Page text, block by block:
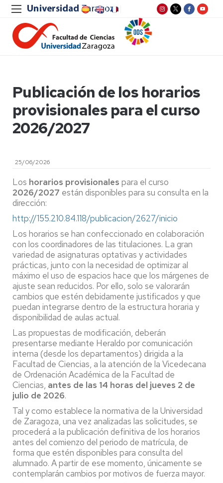
Publicación de los horarios
provisionales para el curso
2026/2027
25/06/2026
Los horarios provisionales para el curso
2026/2027 están disponibles para su consulta en la
dirección:
http://155.210.84.118/publicacion/2627/inicio
Los horarios se han confeccionado en colaboración
con los coordinadores de las titulaciones. La gran
variedad de asignaturas optativas y actividades
prácticas, junto con la necesidad de optimizar al
máximo el uso de espacios hace que los márgenes de
ajuste sean reducidos. Por ello, solo se valorarán
cambios que estén debidamente justificados y que
puedan integrarse dentro de la estructura horaria y
disponibilidad de aulas actual.
Las propuestas de modificación, deberán
presentarse mediante Heraldo por comunicación
interna (desde los departamentos) dirigida a la
Facultad de Ciencias, a la atención de la Vicedecana
de Ordenación Académica de la Facultad de
Ciencias, antes de las 14 horas del jueves 2 de
julio de 2026.
Tal y como establece la normativa de la Universidad
de Zaragoza, una vez analizadas las solicitudes, se
procederá a la publicación definitiva de los horarios
antes del comienzo del periodo de matrícula, de
forma que estén disponibles para consulta del
alumnado. A partir de ese momento, únicamente se
contemplarán cambios por motivos de fuerza mayor.